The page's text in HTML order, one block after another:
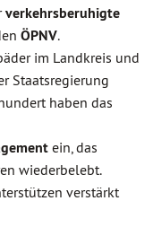
verkehrsberuhigte
ÖPNV.
im Landkreis und
Staatsregierung
haben das
ein, das
wiederbelebt.
verstärkt